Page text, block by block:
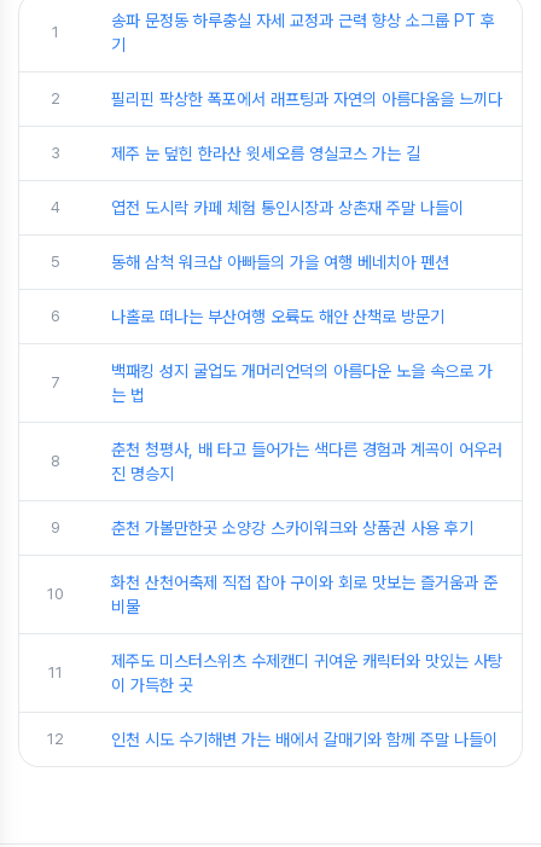
1
송파 문정동 하루충실 자세 교정과 근력 향상 소그룹 PT 후
기
2 필리핀 팍상한 폭포에서 래프팅과 자연의 아름다움을 느끼다
3 제주 눈 덮힌 한라산 윗세오름 영실코스 가는 길
4 엽전 도시락 카페 체험 통인시장과 상촌재 주말 나들이
5 동해 삼척 워크샵 아빠들의 가을 여행 베네치아 펜션
6 나홀로 떠나는 부산여행 오륙도 해안 산책로 방문기
7
백패킹 성지 굴업도 개머리언덕의 아름다운 노을 속으로 가
는 법
8
춘천 청평사, 배 타고 들어가는 색다른 경험과 계곡이 어우러
진 명승지
9 춘천 가볼만한곳 소양강 스카이워크와 상품권 사용 후기
10
화천 산천어축제 직접 잡아 구이와 회로 맛보는 즐거움과 준
비물
11
제주도 미스터스위츠 수제캔디 귀여운 캐릭터와 맛있는 사탕
이 가득한 곳
12 인천 시도 수기해변 가는 배에서 갈매기와 함께 주말 나들이